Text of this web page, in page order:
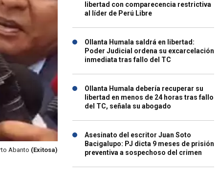
Abanto (Exitosa)
libertad con comparecencia restrictiva
al líder de Perú Libre
Ollanta Humala saldrá en libertad:
Poder Judicial ordena su excarcelación
inmediata tras fallo del TC
Ollanta Humala debería recuperar su
libertad en menos de 24 horas tras fallo
del TC, señala su abogado
Asesinato del escritor Juan Soto
Bacigalupo: PJ dicta 9 meses de prisión
preventiva a sospechoso del crimen